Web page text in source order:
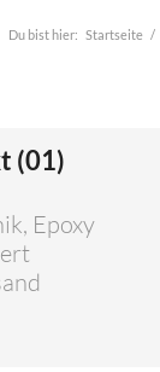
Du bist hier: Startseite /
(01)
Epoxy